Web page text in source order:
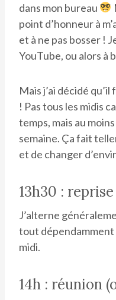
dans mon bureau
point d’honneur à
et à ne pas bosser !
YouTube, ou alors à
Mais j’ai décidé
! Pas tous les midis
temps, mais au
semaine. Ça fait
et de changer
13h30 :
J’alterne
tout dépendamment
midi.
14h : réunion